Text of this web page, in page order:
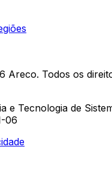
Areco. Todos os
e Tecnologia de
06